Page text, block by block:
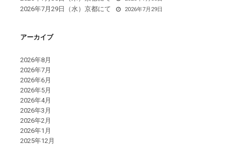
2026年7月29日（水）京都にて 2026年7月29日
アーカイブ
2026年8月
2026年7月
2026年6月
2026年5月
2026年4月
2026年3月
2026年2月
2026年1月
2025年12月